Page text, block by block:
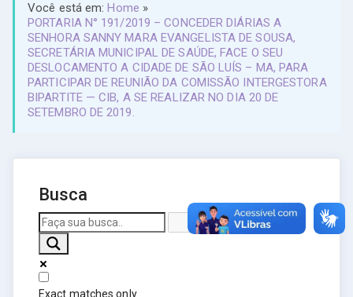
Você está em:Home »
PORTARIA N° 191/2019 – CONCEDER DIÁRIAS A
SENHORA SANNY MARA EVANGELISTA DE SOUSA,
SECRETÁRIA MUNICIPAL DE SAÚDE, FACE O SEU
DESLOCAMENTO A CIDADE DE SÃO LUÍS – MA, PARA
PARTICIPAR DE REUNIÃO DA COMISSÃO INTERGESTORA
BIPARTITE — CIB, A SE REALIZAR NO DIA 20 DE
SETEMBRO DE 2019.
Busca
Exact matches only